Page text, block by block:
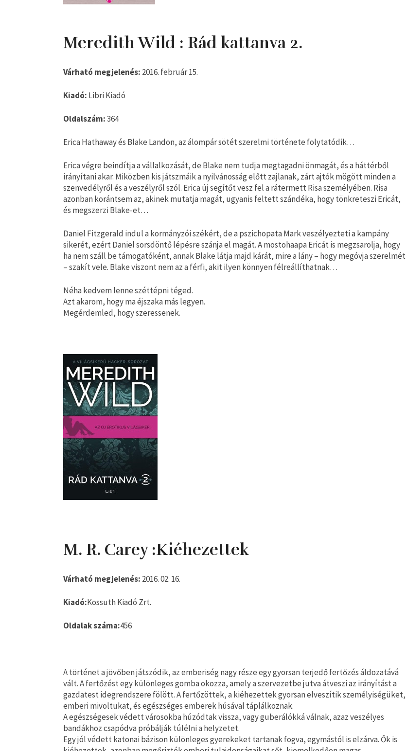
Meredith Wild : Rád kattanva 2.
Várható megjelenés: 2016. február 15.
Kiadó: Libri Kiadó
Oldalszám:364
Erica Hathaway és Blake Landon, az álompár sötét szerelmi története folytatódik…
Erica végre beindítja a vállalkozását, de Blake nem tudja megtagadni önmagát, és a háttérből
irányítani akar. Miközben kis játszmáik a nyilvánosság előtt zajlanak, zárt ajtók mögött minden a
szenvedélyről és a veszélyről szól. Erica új segítőt vesz fel a rátermett Risa személyében. Risa
azonban korántsem az, akinek mutatja magát, ugyanis feltett szándéka, hogy tönkreteszi Ericát,
és megszerzi Blake-et…
Daniel Fitzgerald indul a kormányzói székért, de a pszichopata Mark veszélyezteti a kampány
sikerét, ezért Daniel sorsdöntő lépésre szánja el magát. A mostohaapa Ericát is megzsarolja, hogy
ha nem száll be támogatóként, annak Blake látja majd kárát, mire a lány – hogy megóvja szerelmét
– szakít vele. Blake viszont nem az a férfi, akit ilyen könnyen félreállíthatnak…
Néha kedvem lenne széttépni téged.
Azt akarom, hogy ma éjszaka más legyen.
Megérdemled, hogy szeressenek.
M. R. Carey :Kiéhezettek
Várható megjelenés: 2016. 02. 16.
Kiadó:Kossuth Kiadó Zrt.
Oldalak száma:456
A történet a jövőben játszódik, az emberiség nagy része egy gyorsan terjedő fertőzés áldozatává
vált. A fertőzést egy különleges gomba okozza, amely a szervezetbe jutva átveszi az irányítást a
gazdatest idegrendszere fölött. A fertőzöttek, a kiéhezettek gyorsan elveszítik személyiségüket,
emberi mivoltukat, és egészséges emberek húsával táplálkoznak.
A egészségesek védett városokba húzódtak vissza, vagy guberálókká válnak, azaz veszélyes
bandákhoz csapódva próbálják túlélni a helyzetet.
Egy jól védett katonai bázison különleges gyerekeket tartanak fogva, egymástól is elzárva. Ők is